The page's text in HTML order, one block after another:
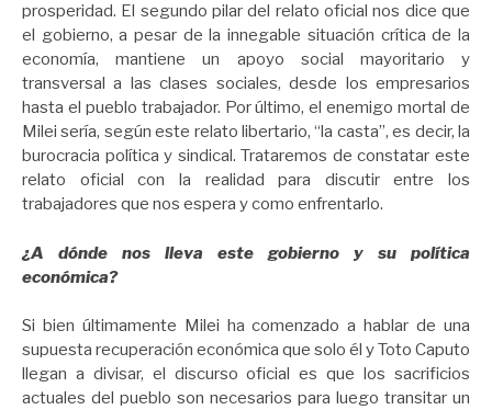
prosperidad. El segundo pilar del relato oficial nos dice que
el gobierno, a pesar de la innegable situación crítica de la
economía, mantiene un apoyo social mayoritario y
transversal a las clases sociales, desde los empresarios
hasta el pueblo trabajador. Por último, el enemigo mortal de
Milei sería, según este relato libertario, “la casta”, es decir, la
burocracia política y sindical. Trataremos de constatar este
relato oficial con la realidad para discutir entre los
trabajadores que nos espera y como enfrentarlo.
¿A dónde nos lleva este gobierno y su política
económica?
Si bien últimamente Milei ha comenzado a hablar de una
supuesta recuperación económica que solo él y Toto Caputo
llegan a divisar, el discurso oficial es que los sacrificios
actuales del pueblo son necesarios para luego transitar un